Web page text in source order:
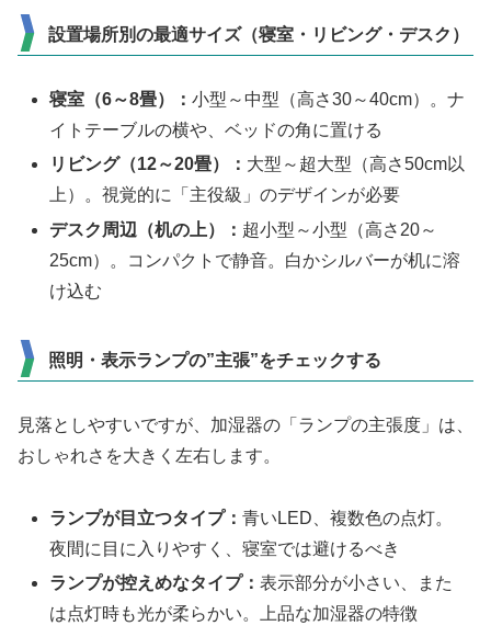
設置場所別の最適サイズ（寝室・リビング・デスク）
寝室（6～8畳）：小型～中型（高さ30～40cm）。ナ
イトテーブルの横や、ベッドの角に置ける
リビング（12～20畳）： 大型～超大型（高さ50cm以
上）。視覚的に「主役級」のデザインが必要
デスク周辺（机の上）： 超小型～小型（高さ20～
25cm）。コンパクトで静音。白かシルバーが机に溶
け込む
照明・表示ランプの”主張”をチェックする
見落としやすいですが、加湿器の「ランプの主張度」は、
おしゃれさを大きく左右します。
ランプが目立つタイプ：青いLED、複数色の点灯。
夜間に目に入りやすく、寝室では避けるべき
ランプが控えめなタイプ：表示部分が小さい、また
は点灯時も光が柔らかい。上品な加湿器の特徴